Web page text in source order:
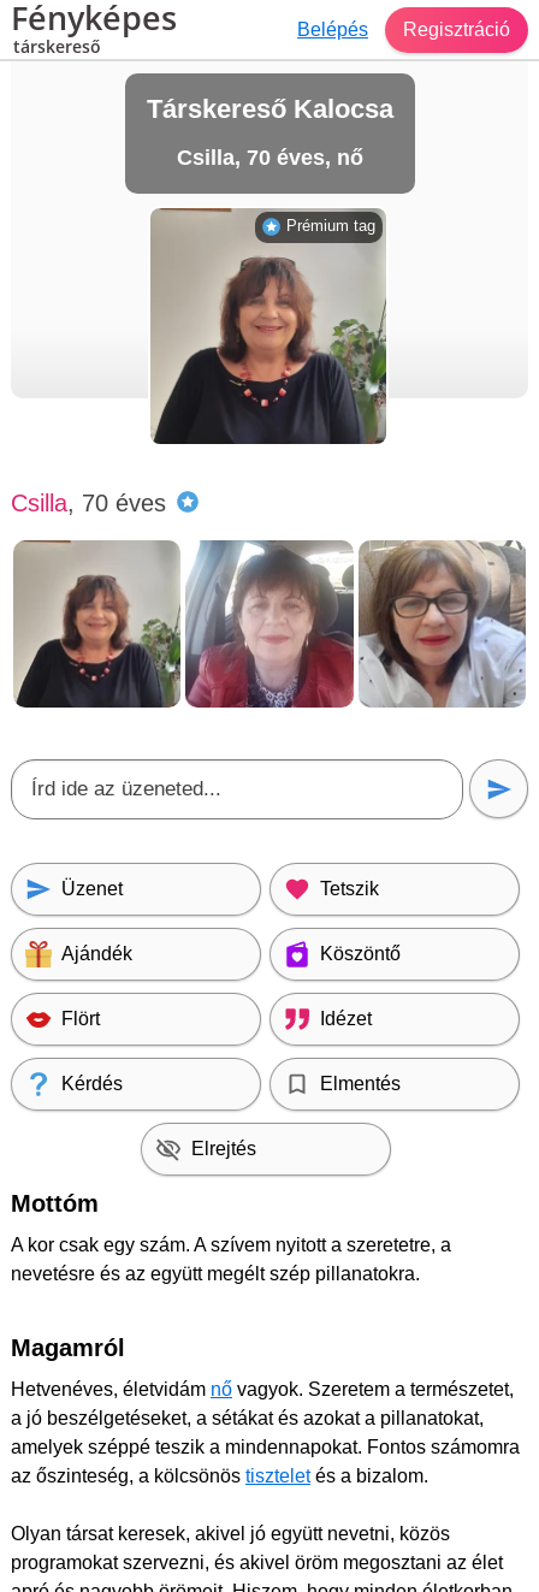
Fényképes
társkereső
Belépés Regisztráció
Társkereső Kalocsa
Csilla, 70 éves, nő
Csilla, 70 éves
Üzenet Tetszik
Ajándék Köszöntő
Flört Idézet
Kérdés Elmentés
Elrejtés
Mottóm
A kor csak egy szám. A szívem nyitott a szeretetre, a
nevetésre és az együtt megélt szép pillanatokra.
Magamról
Hetvenéves, életvidám nő vagyok. Szeretem a természetet,
a jó beszélgetéseket, a sétákat és azokat a pillanatokat,
amelyek széppé teszik a mindennapokat. Fontos számomra
az őszinteség, a kölcsönös tiszteletés a bizalom.
Olyan társat keresek, akivel jó együtt nevetni, közös
programokat szervezni, és akivel öröm megosztani az élet
Prémium tag